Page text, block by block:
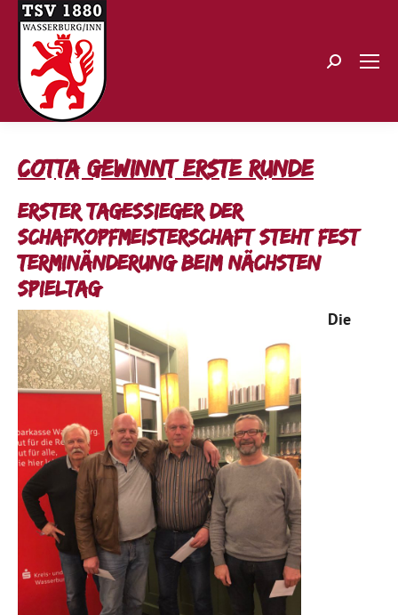
Search:
Cotta gewinnt erste Runde
Erster Tagessieger der
Schafkopfmeisterschaft steht fest –
Terminänderung beim nächsten
Spieltag
Die